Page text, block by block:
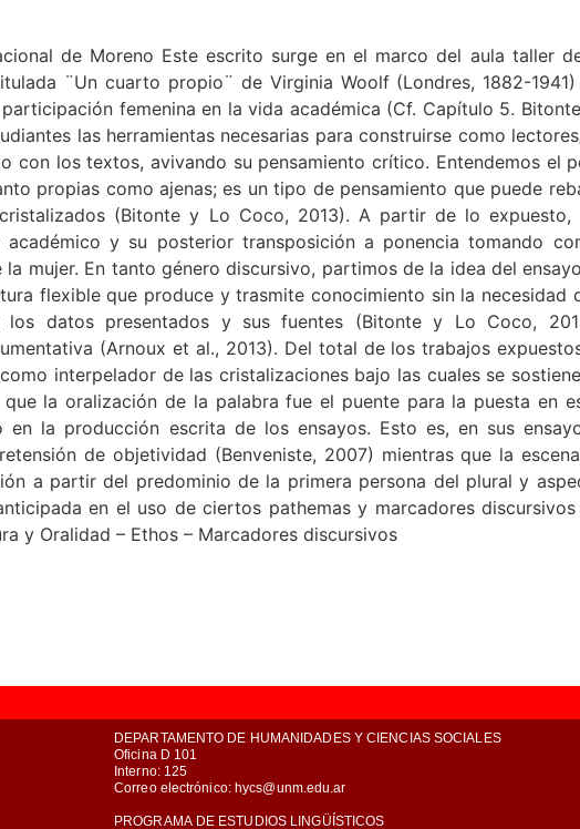
de Moreno Este escrito surge en el marco del aula taller
¨Un cuarto propio¨ de Virginia Woolf (Londres, 1882-
femenina en la vida académica (Cf. Capítulo 5.
las herramientas necesarias para construirse como
con los textos, avivando su pensamiento crítico. Entendemos el
propias como ajenas; es un tipo de pensamiento que puede
(Bitonte y Lo Coco, 2013). A partir de lo expuesto,
y su posterior transposición a ponencia tomando
mujer. En tanto género discursivo, partimos de la idea del
flexible que produce y trasmite conocimiento sin la necesidad
los datos presentados y sus fuentes (Bitonte y Lo Coco,
(Arnoux et al., 2013). Del total de los trabajos
interpelador de las cristalizaciones bajo las cuales se
la oralización de la palabra fue el puente para la puesta en
la producción escrita de los ensayos. Esto es, en sus
de objetividad (Benveniste, 2007) mientras que la
a partir del predominio de la primera persona del plural y
en el uso de ciertos pathemas y marcadores discursivos
y Oralidad – Ethos – Marcadores discursivos
DEPARTAMENTO DE HUMANIDADES Y CIENCIAS SOCIALES
Oficina D 101
Interno: 125
Correo electrónico: hycs@unm.edu.ar
PROGRAMA DE ESTUDIOS LINGÜÍSTICOS